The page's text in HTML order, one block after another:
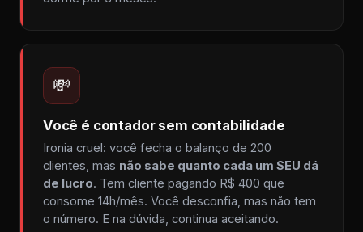
💸
Você é contador sem contabilidade
Ironia cruel: você fecha o balanço de 200
clientes, mas não sabe quanto cada um SEU dá
de lucro. Tem cliente pagando R$ 400 que
consome 14h/mês. Você desconfia, mas não tem
o número. E na dúvida, continua aceitando.